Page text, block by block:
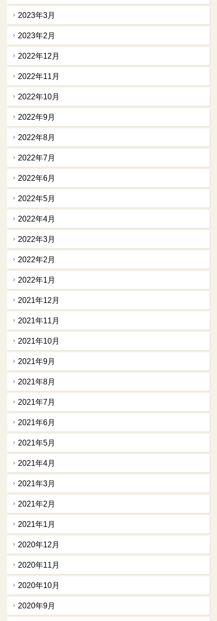
2023年3月
2023年2月
2022年12月
2022年11月
2022年10月
2022年9月
2022年8月
2022年7月
2022年6月
2022年5月
2022年4月
2022年3月
2022年2月
2022年1月
2021年12月
2021年11月
2021年10月
2021年9月
2021年8月
2021年7月
2021年6月
2021年5月
2021年4月
2021年3月
2021年2月
2021年1月
2020年12月
2020年11月
2020年10月
2020年9月